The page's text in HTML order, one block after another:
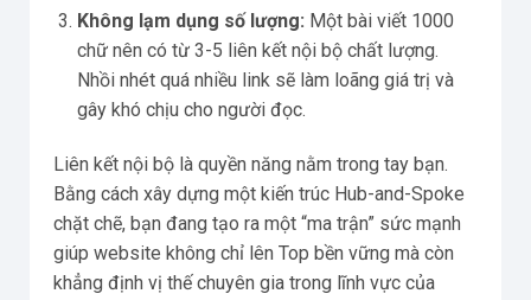
Không lạm dụng số lượng: Một bài viết 1000
chữ nên có từ 3-5 liên kết nội bộ chất lượng.
Nhồi nhét quá nhiều link sẽ làm loãng giá trị và
gây khó chịu cho người đọc.
Liên kết nội bộ là quyền năng nằm trong tay bạn.
Bằng cách xây dựng một kiến trúc Hub-and-Spoke
chặt chẽ, bạn đang tạo ra một “ma trận” sức mạnh
giúp website không chỉ lên Top bền vững mà còn
khẳng định vị thế chuyên gia trong lĩnh vực của